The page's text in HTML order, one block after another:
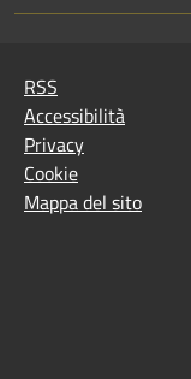
RSS
Accessibilità
Privacy
Cookie
Mappa del sito